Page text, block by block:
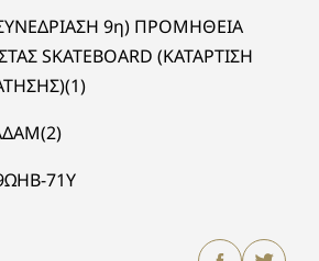
9η) ΠΡΟΜΗΘΕΙΑ
SKATEBOARD (ΚΑΤΑΡΤΙΣΗ
71Υ